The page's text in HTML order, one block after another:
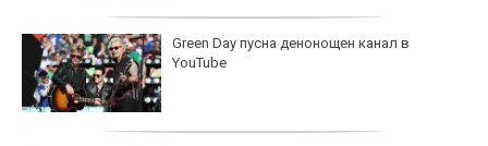
Green Day пусна денонощен канал в
YouTube